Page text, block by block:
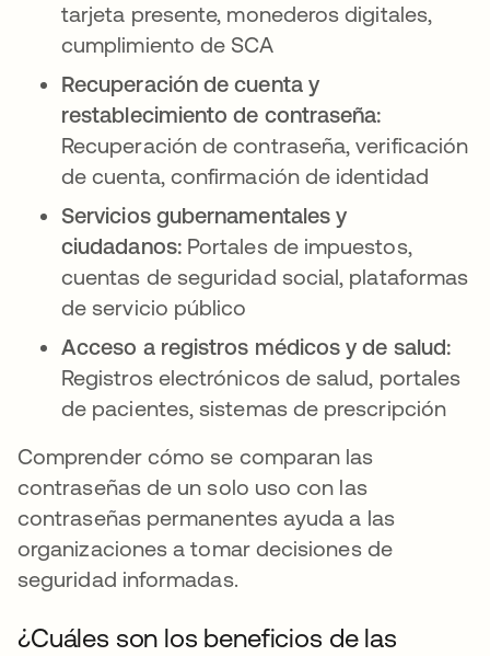
tarjeta presente, monederos digitales,
cumplimiento de SCA
Recuperación de cuenta y
restablecimiento de contraseña:
Recuperación de contraseña, verificación
de cuenta, confirmación de identidad
Servicios gubernamentales y
ciudadanos: Portales de impuestos,
cuentas de seguridad social, plataformas
de servicio público
Acceso a registros médicos y de salud:
Registros electrónicos de salud, portales
de pacientes, sistemas de prescripción
Comprender cómo se comparan las
contraseñas de un solo uso con las
contraseñas permanentes ayuda a las
organizaciones a tomar decisiones de
seguridad informadas.
¿Cuáles son los beneficios de las